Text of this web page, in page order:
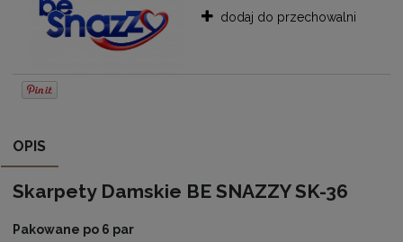
dodaj do przechowalni
OPIS
Skarpety Damskie BE SNAZZY SK-36
Pakowane po 6 par